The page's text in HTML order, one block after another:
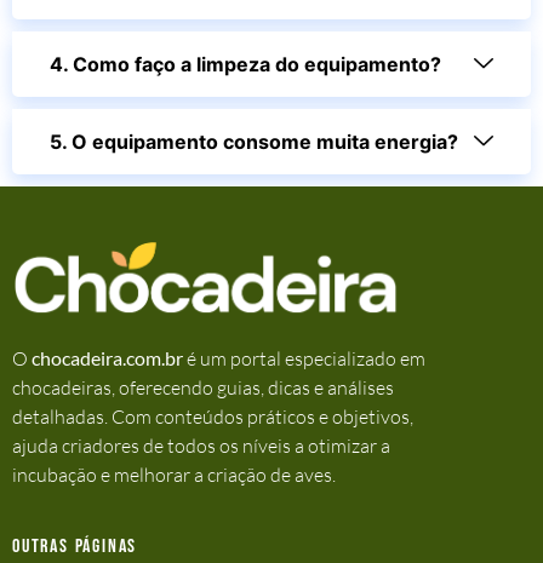
4. Como faço a limpeza do equipamento?
5. O equipamento consome muita energia?
O chocadeira.com.bré um portal especializado em
chocadeiras, oferecendo guias, dicas e análises
detalhadas. Com conteúdos práticos e objetivos,
ajuda criadores de todos os níveis a otimizar a
incubação e melhorar a criação de aves.
Outras Páginas